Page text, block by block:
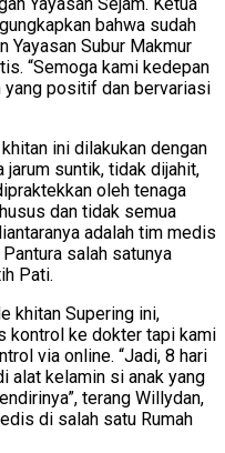
Yayasan Sejam. Ketua
bahwa sudah
Yayasan Subur Makmur
“Semoga kami kedepan
yang positif dan bervariasi
ini dilakukan dengan
suntik, tidak dijahit,
oleh tenaga
dan tidak semua
adalah tim medis
salah satunya
Pati.
khitan Supering ini,
kontrol ke dokter tapi kami
via online. “Jadi, 8 hari
alat kelamin si anak yang
terang Willydan,
di salah satu Rumah